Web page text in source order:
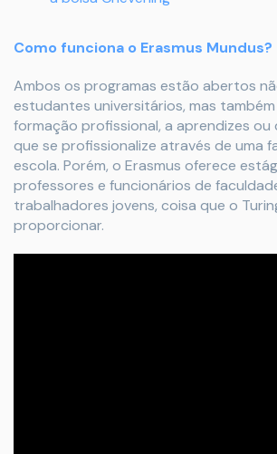
Como funciona o Erasmus Mundus?
Ambos os programas estão abertos
estudantes universitários, mas
formação profissional, a aprendizes ou
que se profissionalize através de uma
escola. Porém, o Erasmus oferece
professores e funcionários de
trabalhadores jovens, coisa que o
proporcionar.